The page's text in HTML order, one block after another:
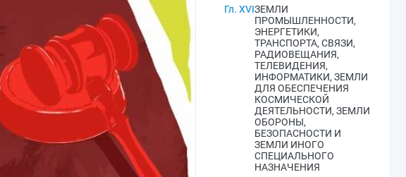
Гл. XVIЗЕМЛИ
ПРОМЫШЛЕННОСТИ,
ЭНЕРГЕТИКИ,
ТРАНСПОРТА, СВЯЗИ,
РАДИОВЕЩАНИЯ,
ТЕЛЕВИДЕНИЯ,
ИНФОРМАТИКИ, ЗЕМЛИ
ДЛЯ ОБЕСПЕЧЕНИЯ
КОСМИЧЕСКОЙ
ДЕЯТЕЛЬНОСТИ, ЗЕМЛИ
ОБОРОНЫ,
БЕЗОПАСНОСТИ И
ЗЕМЛИ ИНОГО
СПЕЦИАЛЬНОГО
НАЗНАЧЕНИЯ